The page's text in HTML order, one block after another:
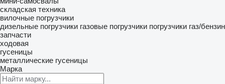
складская техника
вилочные погрузчики
дизельные погрузчики газовые погрузчики погрузчики газ/бензин
запчасти
ходовая
гусеницы
металлические гусеницы
Марка